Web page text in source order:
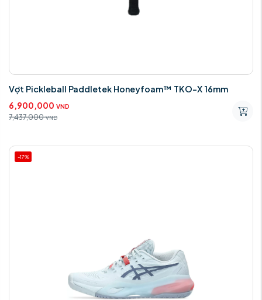
Vợt Pickleball Paddletek Honeyfoam™ TKO-X 16mm
6,900,000 VND
7,437,000 VND
-17%